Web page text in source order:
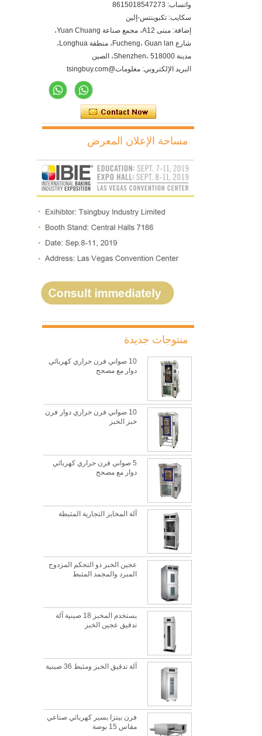
واتساب: 8615018547273
سكايب: تكبوينتس-إلين
إضافة: مبنى A12، مجمع صناعة Yuan Chuang،
شارع Fucheng، Guan lan، منطقة Longhua،
مدينة Shenzhen، 518000، الصين
البريد الإلكتروني: معلومات@tsingbuy.com
مساحة الإعلان المعرض
منتوجات جديدة
10 صواني فرن حراري كهربائي
دوار مع مصحح
10 صواني فرن حراري دوار فرن
خبز الخبز
5 صواني فرن حراري كهربائي
دوار مع مصحح
آلة المخابز التجارية المثبطة
عجين الخبز ذو التحكم المزدوج
المبرد والمجمد المثبط
يستخدم المخبز 18 صينية آلة
تدقيق عجين الخبز
آلة تدقيق الخبز ومثبط 36 صينية
فرن بيتزا بسير كهربائي صناعي
مقاس 15 بوصة
ما هي أفضل مادة معدنية لصينية الخبز؟
هذه هي الحقيقة تماما لا تزال ورقة الخبز المعدنية